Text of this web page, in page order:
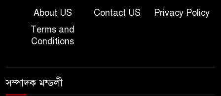
Question
About US Contact US
Privacy Policy
Terms and
Conditions
সম্পাদক মন্ডলী